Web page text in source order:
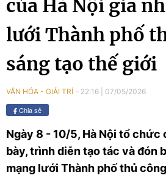
GIỚI
của Hà Nội gia
lưới Thành phố
sáng tạo thế giới
VĂN HÓA - GIẢI TRÍ 22:16 07/05/2026
Chia sẻ
Ngày 8 - 10/5, Hà Nội tổ
bày, trình diễn tạo tác và đón
mạng lưới Thành phố thủ